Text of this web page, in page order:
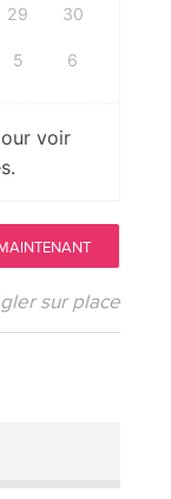
29 30
5 6
voir
sur place